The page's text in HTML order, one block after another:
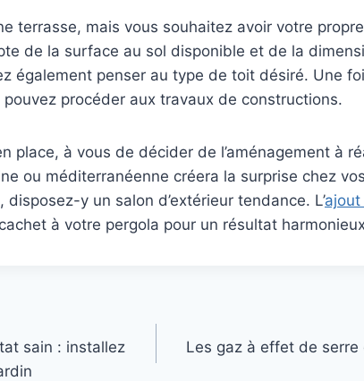
terrasse, mais vous souhaitez avoir votre
de la surface au sol disponible et de la
également penser au type de toit désiré. Une
procéder aux travaux de constructions.
place, à vous de décider de l’aménagement à
ou méditerranéenne créera la surprise chez
disposez-y un salon d’extérieur tendance. L’ajout
à votre pergola pour un résultat
sain : installez
Les gaz à effet de